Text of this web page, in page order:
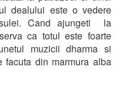
dealului este o vedere
Cand ajungeti la
ca totul este foarte
muzicii dharma si
facuta din marmura alba